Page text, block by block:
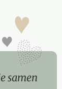
samen